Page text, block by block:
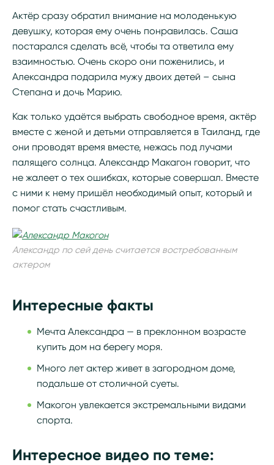
Актёр сразу обратил внимание на молоденькую
девушку, которая ему очень понравилась. Саша
постарался сделать всё, чтобы та ответила ему
взаимностью. Очень скоро они поженились, и
Александра подарила мужу двоих детей – сына
Степана и дочь Марию.
Как только удаётся выбрать свободное время, актёр
вместе с женой и детьми отправляется в Таиланд, где
они проводят время вместе, нежась под лучами
палящего солнца. Александр Макагон говорит, что
не жалеет о тех ошибках, которые совершал. Вместе
с ними к нему пришёл необходимый опыт, который и
помог стать счастливым.
Александр по сей день считается востребованным
актером
Интересные факты
Мечта Александра — в преклонном возрасте
купить дом на берегу моря.
Много лет актер живет в загородном доме,
подальше от столичной суеты.
Макогон увлекается экстремальными видами
спорта.
Интересное видео по теме: